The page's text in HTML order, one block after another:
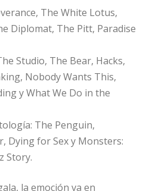
The White Lotus,
Diplomat, The Pitt, Paradise
Studio, The Bear, Hacks,
Nobody Wants This,
y What We Do in the
The Penguin,
Dying for Sex y Monsters:
Story.
la emoción va en